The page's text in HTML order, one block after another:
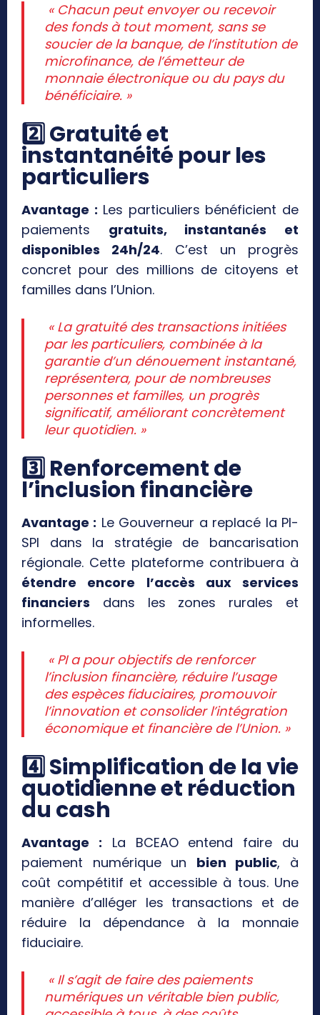
« Chacun peut envoyer ou recevoir
des fonds à tout moment, sans se
soucier de la banque, de l’institution de
microfinance, de l’émetteur de
monnaie électronique ou du pays du
bénéficiaire. »
2️⃣ Gratuité et
instantanéité pour les
particuliers
Avantage : Les particuliers bénéficient de
paiements gratuits, instantanés et
disponibles 24h/24. C’est un progrès
concret pour des millions de citoyens et
familles dans l’Union.
« La gratuité des transactions initiées
par les particuliers, combinée à la
garantie d’un dénouement instantané,
représentera, pour de nombreuses
personnes et familles, un progrès
significatif, améliorant concrètement
leur quotidien. »
3️⃣ Renforcement de
l’inclusion financière
Avantage : Le Gouverneur a replacé la PI-
SPI dans la stratégie de bancarisation
régionale. Cette plateforme contribuera à
étendre encore l’accès aux services
financiers dans les zones rurales et
informelles.
« PI a pour objectifs de renforcer
l’inclusion financière, réduire l’usage
des espèces fiduciaires, promouvoir
l’innovation et consolider l’intégration
économique et financière de l’Union. »
4️⃣ Simplification de la vie
quotidienne et réduction
du cash
Avantage : La BCEAO entend faire du
paiement numérique un bien public, à
coût compétitif et accessible à tous. Une
manière d’alléger les transactions et de
réduire la dépendance à la monnaie
fiduciaire.
« Il s’agit de faire des paiements
numériques un véritable bien public,